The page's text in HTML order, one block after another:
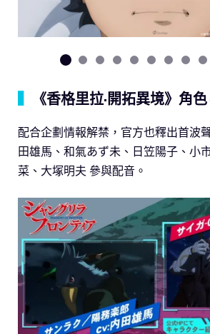
《香格里拉·開拓異境》角
配合企劃情報解禁，官方也釋出首波
田雄馬、和氣あず未、日笠陽子、小
菜、大塚明夫 參與配音。